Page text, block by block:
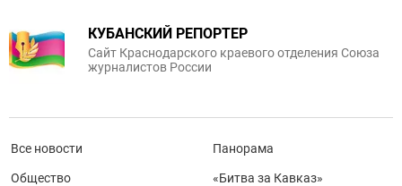
КУБАНСКИЙ РЕПОРТЕР
Сайт Краснодарского краевого отделения Союза
журналистов России
Все новости
Общество
Панорама
«Битва за Кавказ»